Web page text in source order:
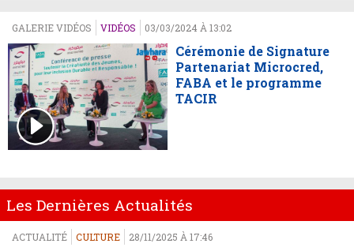
GALERIE VIDÉOS VIDÉOS 03/03/2024 À 13:02
Cérémonie de Signature
Partenariat Microcred,
FABA et le programme
TACIR
Les Dernières Actualités
ACTUALITÉ CULTURE 28/11/2025 À 17:46